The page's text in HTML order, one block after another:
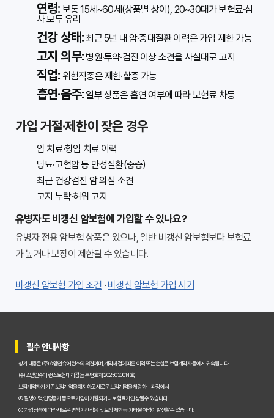
연령: 보통 15세~60세(상품별 상이), 20~30대가 보험료·심
사 모두 유리
건강 상태:최근 5년 내 암·중대질환 이력은 가입 제한 가능
고지 의무: 병원·투약·검진 이상 소견을 사실대로 고지
직업: 위험직종은 제한·할증 가능
흡연·음주: 일부 상품은 흡연 여부에 따라 보험료 차등
가입 거절·제한이 잦은 경우
암 치료·항암 치료 이력
당뇨·고혈압 등 만성질환(중증)
최근 건강검진 암 의심 소견
고지 누락·허위 고지
유병자도 비갱신 암보험에 가입할 수 있나요?
유병자 전용 암보험 상품은 있으나, 일반 비갱신 암보험보다 보험료
가 높거나 보장이 제한될 수 있습니다.
비갱신 암보험 가입 조건 · 비갱신 암보험 가입 시기
필수 안내사항
상기 내용은 (주)쇼엠인슈어런스의 의견이며, 계약체결에 따른 이익 또는 손실은 보험계약자 등에게 귀속됩니다.
(주)쇼엠인슈어런스 보험대리점(등록번호 제2025030014호)
보험계약자가 기존 보험계약을 해지하고 새로운 보험계약을 체결하는 과정에서
① 질병이력, 연령증가 등으로 가입이 거절되거나 보험료가 인상될 수 있습니다.
② 가입 상품에 따라 새로운 면책기간 적용 및 보장 제한 등 기타 불이익이 발생할 수 있습니다.